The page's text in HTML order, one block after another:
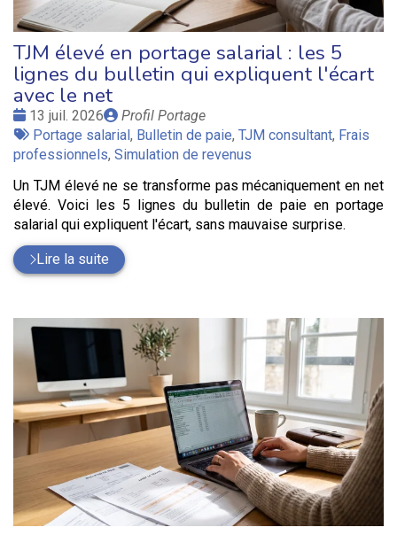
TJM élevé en portage salarial : les 5
lignes du bulletin qui expliquent l'écart
avec le net
Date
:
13 juil. 2026
Publié
par
Profil Portage
Tags
:
Portage salarial , Bulletin de paie, TJM consultant, Frais
professionnels, Simulation de revenus
Un TJM élevé ne se transforme pas mécaniquement en net
élevé. Voici les 5 lignes du bulletin de paie en portage
salarial qui expliquent l'écart, sans mauvaise surprise.
Lire la suite